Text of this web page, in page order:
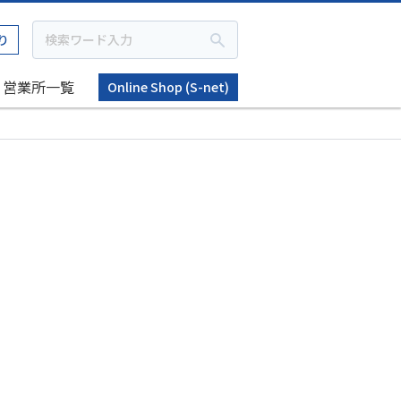
営業所一覧
Online Shop (S-net)